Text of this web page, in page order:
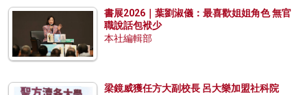
書展2026｜葉劉淑儀：最喜歡姐姐角色 無官
職說話包袱少
本社編輯部
梁鏡威獲任方大副校長 呂大樂加盟社科院